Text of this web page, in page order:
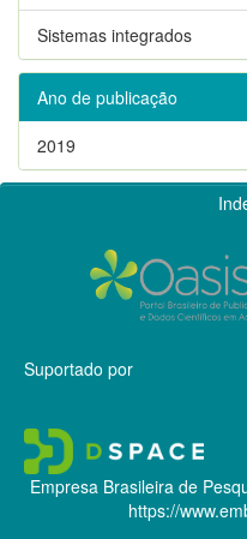
Sistemas integrados
Ano de publicação
2019
Suportado por
Empresa Brasileira de
https://